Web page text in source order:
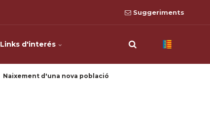
Suggeriments
Links d'interés
Naixement d'una nova població